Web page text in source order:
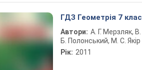
ГДЗ Геометрія 7 клас
Автори: А. Г. Мерзляк, В.
Б. Полонський, М. С. Якір
Рік: 2011